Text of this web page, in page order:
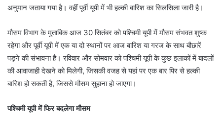
अनुमान जताया गया है। वहीं पूर्वी यूपी में भी हल्की बारिश का सिलसिला जारी है।
मौसम विभाग के मुताबिक आज 30 सितंबर को पश्चिमी यूपी में मौसम संभवत शुष्क
रहेगा और पूर्वी यूपी में एक या दो स्थानों पर आज बारिश या गरज के साथ बौछारें
पड़ने की संभावना है। रविवार और सोमवार को पश्चिमी यूपी के कुछ इलाकों में बादलों
की आवाजाही देखने को मिलेगी, जिसकी वजह से यहां पर एक बार पिर से हल्की
बारिश हो सकती है, जिससे मौसम सुहाना हो जाएगा।
पश्चिमी यूपी में फिर बदलेगा मौसम